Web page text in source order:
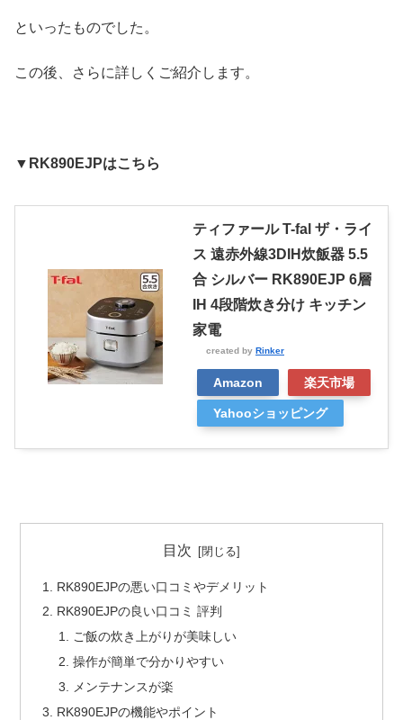
といったものでした。
この後、さらに詳しくご紹介します。
▼RK890EJPはこちら
ティファール T-fal ザ・ライ
ス 遠赤外線3DIH炊飯器 5.5
合 シルバー RK890EJP 6層
IH 4段階炊き分け キッチン
家電
created by Rinker
Amazon 楽天市場
Yahooショッピング
目次
RK890EJPの悪い口コミやデメリット
RK890EJPの良い口コミ 評判
ご飯の炊き上がりが美味しい
操作が簡単で分かりやすい
メンテナンスが楽
RK890EJPの機能やポイント